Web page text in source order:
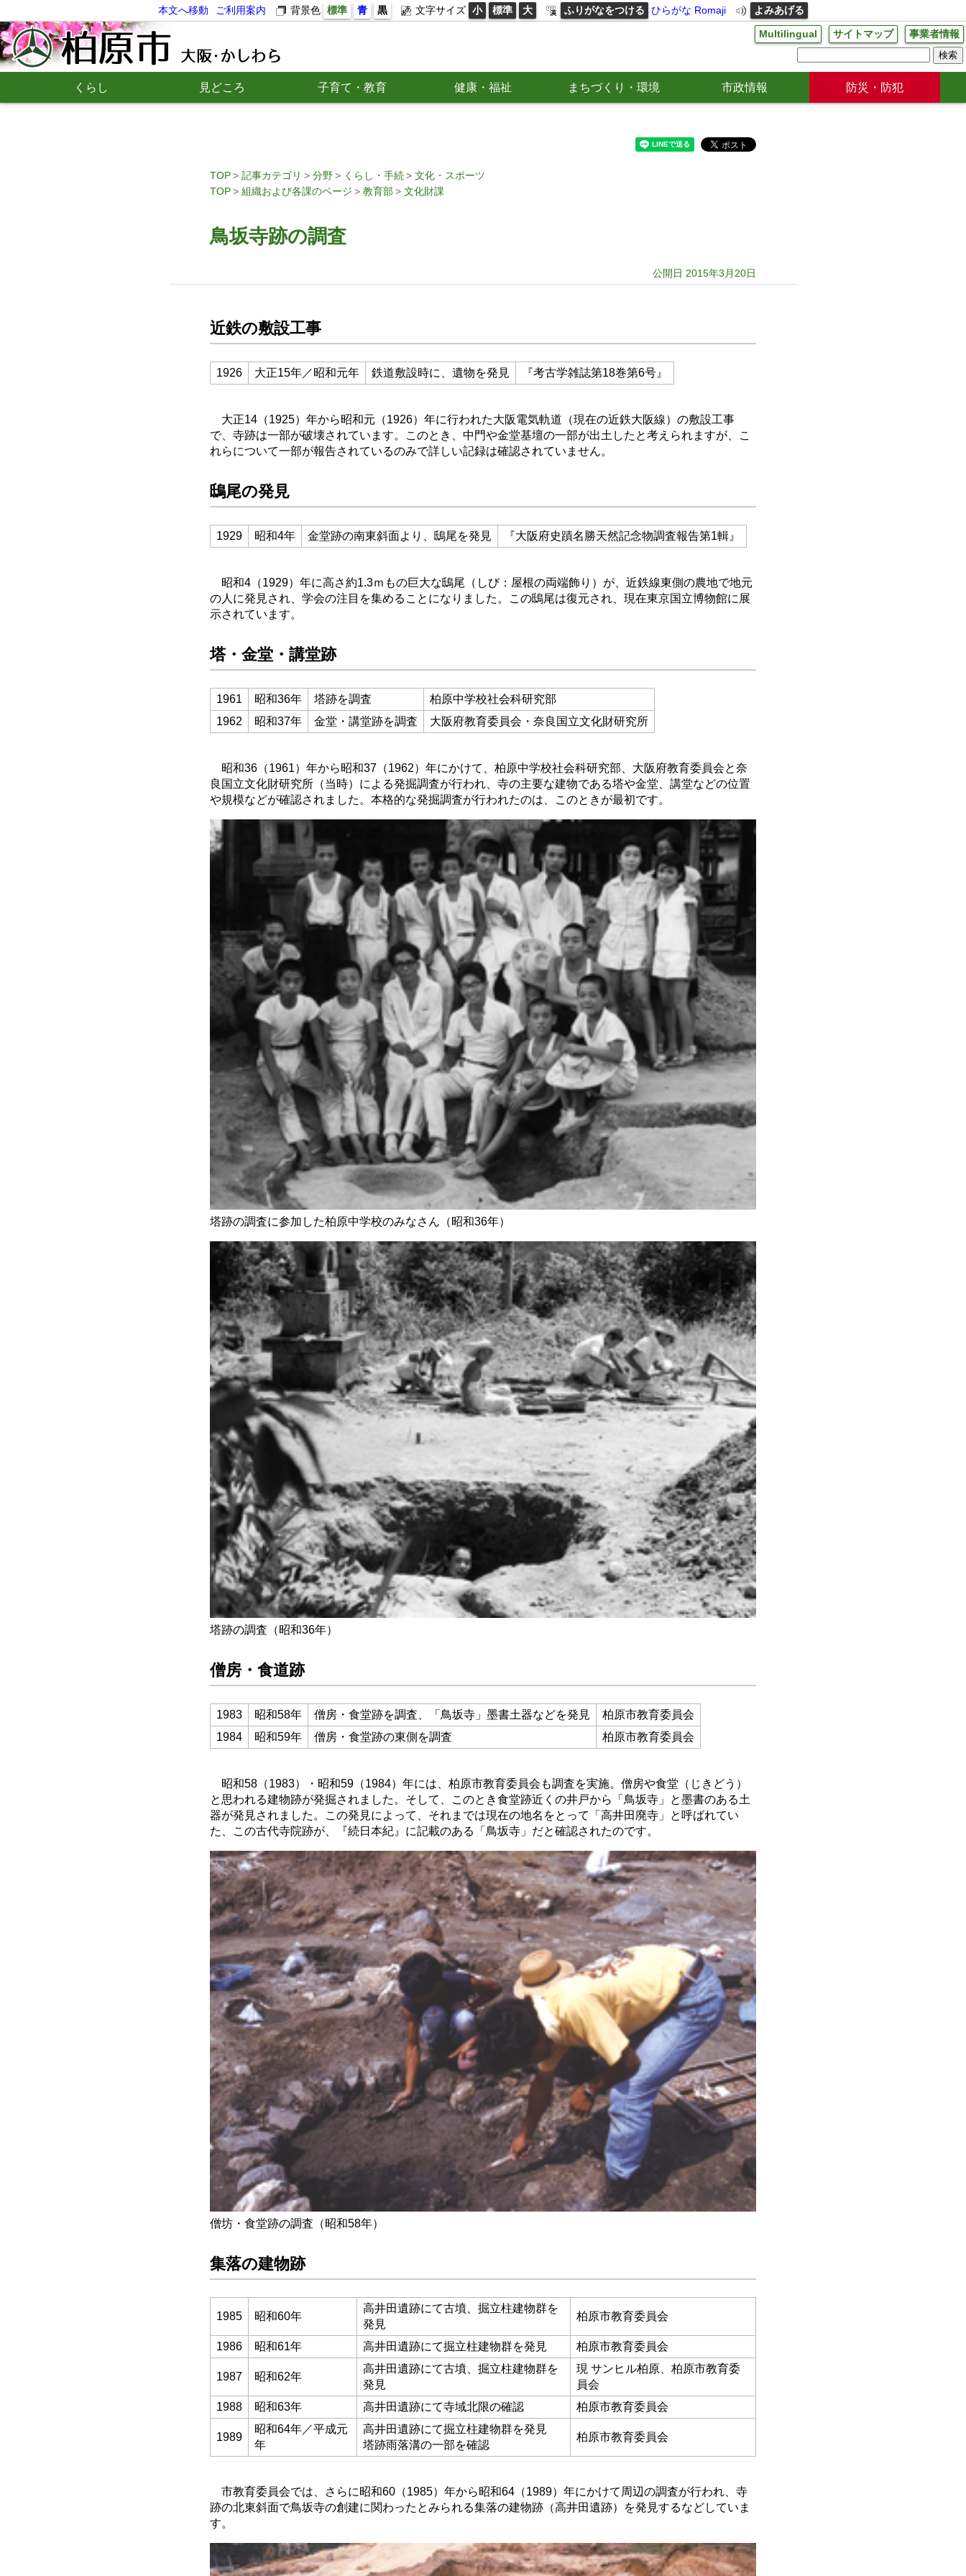
本文へ移動 ご利用案内 背景色 標準 青 黒 文字サイズ 小 標準 大 ふりがなをつける ひらがな Romaji よみあげる
Multilingual サイトマップ 事業者情報
くらし 見どころ 子育て・教育 健康・福祉 まちづくり・環境 市政情報 防災・防犯
TOP 記事カテゴリ 分野 くらし・手続
文化・スポーツ
TOP
組織および各課のページ 教育部 文化財課
鳥坂寺跡の調査
公開日 2015年3月20日
近鉄の敷設工事
1926 大正15年／昭和元年 鉄道敷設時に、遺物を発見 『考古学雑誌第18巻第6号』
大正14（1925）年から昭和元（1926）年に行われた大阪電気軌道（現在の近鉄大阪線）の敷設工事
で、寺跡は一部が破壊されています。このとき、中門や金堂基壇の一部が出土したと考えられますが、こ
れらについて一部が報告されているのみで詳しい記録は確認されていません。
鴟尾の発見
1929 昭和4年 金堂跡の南東斜面より、鴟尾を発見 『大阪府史蹟名勝天然記念物調査報告第1輯』
昭和4（1929）年に高さ約1.3ｍもの巨大な鴟尾（しび：屋根の両端飾り）が、近鉄線東側の農地で地元
の人に発見され、学会の注目を集めることになりました。この鴟尾は復元され、現在東京国立博物館に展
示されています。
塔・金堂・講堂跡
1961 昭和36年 塔跡を調査
柏原中学校社会科研究部
1962
昭和37年 金堂・講堂跡を調査 大阪府教育委員会・奈良国立文化財研究所
昭和36（1961）年から昭和37（1962）年にかけて、柏原中学校社会科研究部、大阪府教育委員会と奈
良国立文化財研究所（当時）による発掘調査が行われ、寺の主要な建物である塔や金堂、講堂などの位置
や規模などが確認されました。本格的な発掘調査が行われたのは、このときが最初です。
塔跡の調査に参加した柏原中学校のみなさん（昭和36年）
塔跡の調査（昭和36年）
僧房・食道跡
1983 昭和58年 僧房・食堂跡を調査、「鳥坂寺」墨書土器などを発見
柏原市教育委員会
1984
昭和59年 僧房・食堂跡の東側を調査 柏原市教育委員会
昭和58（1983）・昭和59（1984）年には、柏原市教育委員会も調査を実施。僧房や食堂（じきどう）
と思われる建物跡が発掘されました。そして、このとき食堂跡近くの井戸から「鳥坂寺」と墨書のある土
器が発見されました。この発見によって、それまでは現在の地名をとって「高井田廃寺」と呼ばれてい
た、この古代寺院跡が、『続日本紀』に記載のある「鳥坂寺」だと確認されたのです。
僧坊・食堂跡の調査（昭和58年）
集落の建物跡
1985 昭和60年
高井田遺跡にて古墳、掘立柱建物群を
発見
柏原市教育委員会
1986 昭和61年 高井田遺跡にて掘立柱建物群を発見 柏原市教育委員会
1987 昭和62年
高井田遺跡にて古墳、掘立柱建物群を
発見
現 サンヒル柏原、柏原市教育委
員会
1988
昭和63年 高井田遺跡にて寺域北限の確認 柏原市教育委員会
1989
昭和64年／平成元
年
高井田遺跡にて掘立柱建物群を発見
塔跡雨落溝の一部を確認
柏原市教育委員会
市教育委員会では、さらに昭和60（1985）年から昭和64（1989）年にかけて周辺の調査が行われ、寺
跡の北東斜面で鳥坂寺の創建に関わったとみられる集落の建物跡（高井田遺跡）を発見するなどしていま
す。